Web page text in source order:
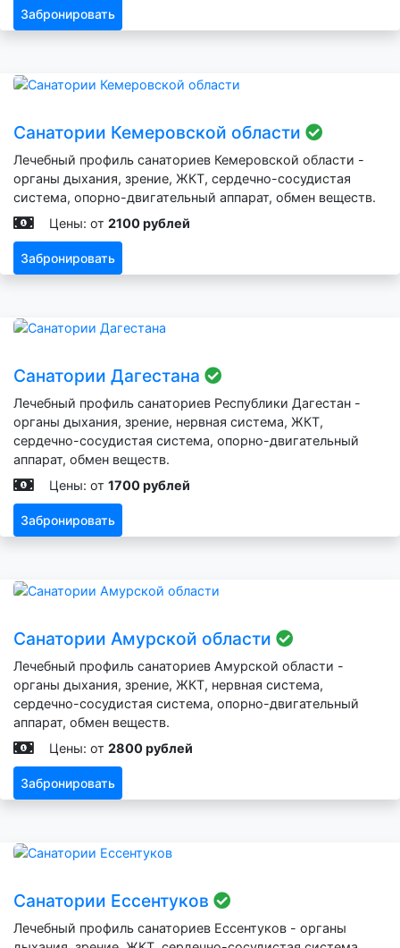
Забронировать
Санатории Кемеровской области
Лечебный профиль санаториев Кемеровской области -
органы дыхания, зрение, ЖКТ, сердечно-сосудистая
система, опорно-двигательный аппарат, обмен веществ.
Цены: от 2100 рублей
Забронировать
Санатории Дагестана
Лечебный профиль санаториев Республики Дагестан -
органы дыхания, зрение, нервная система, ЖКТ,
сердечно-сосудистая система, опорно-двигательный
аппарат, обмен веществ.
Цены: от 1700 рублей
Забронировать
Санатории Амурской области
Лечебный профиль санаториев Амурской области -
органы дыхания, зрение, ЖКТ, нервная система,
сердечно-сосудистая система, опорно-двигательный
аппарат, обмен веществ.
Цены: от 2800 рублей
Забронировать
Санатории Ессентуков
Лечебный профиль санаториев Ессентуков - органы